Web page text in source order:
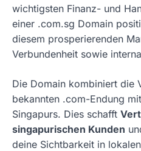
wichtigsten Finanz- und
einer .com.sg Domain
diesem prosperierenden
Verbundenheit sowie
Die Domain kombiniert die
bekannten .com-Endung
Singapurs. Dies schafft
singapurischen Kunden
deine Sichtbarkeit in